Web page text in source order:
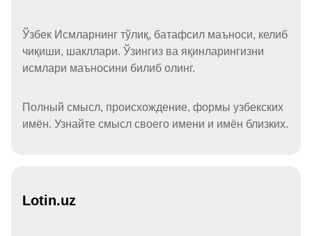
Ўзбек Исмларнинг тўлиқ, батафсил маъноси, келиб
чиқиши, шакллари. Ўзингиз ва яқинларингизни
исмлари маъносини билиб олинг.
Полный смысл, происхождение, формы узбекских
имён. Узнайте смысл своего имени и имён близких.
Lotin.uz